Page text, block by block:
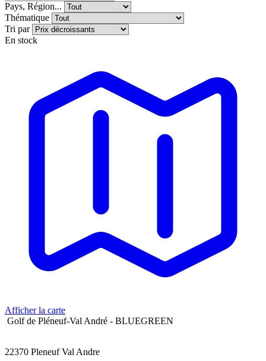
Pays, Région...
Thématique
Tri par
En stock
Afficher la carte
Golf de Pléneuf-Val André - BLUEGREEN
22370 Pleneuf Val Andre